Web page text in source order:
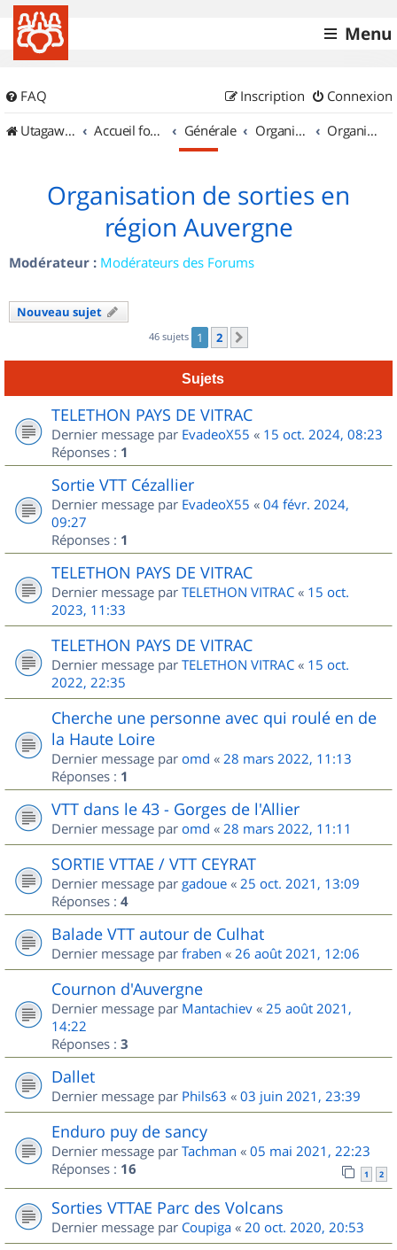
Menu
FAQ Connexion
Inscription
UtagawaVTT (Randos VTT et VTTAE avec traces GPS)
Accueil forum Générale Organisation de sorties & Recherche de partenaires Organisation de sorties en région Auvergne
Organisation de sorties en
région Auvergne
Modérateur : Modérateurs des Forums
Nouveau sujet
46 sujets 1 2
Sujets
TELETHON PAYS DE VITRAC
Dernier message par EvadeoX55 « 15 oct. 2024, 08:23
Réponses : 1
Sortie VTT Cézallier
Dernier message par EvadeoX55 « 04 févr. 2024,
09:27
Réponses : 1
TELETHON PAYS DE VITRAC
Dernier message par TELETHON VITRAC « 15 oct.
2023, 11:33
TELETHON PAYS DE VITRAC
Dernier message par TELETHON VITRAC « 15 oct.
2022, 22:35
Cherche une personne avec qui roulé en de
la Haute Loire
Dernier message par omd « 28 mars 2022, 11:13
Réponses : 1
VTT dans le 43 - Gorges de l'Allier
Dernier message par omd « 28 mars 2022, 11:11
SORTIE VTTAE / VTT CEYRAT
Dernier message par gadoue « 25 oct. 2021, 13:09
Réponses : 4
Balade VTT autour de Culhat
Dernier message par fraben « 26 août 2021, 12:06
Cournon d'Auvergne
Dernier message par Mantachiev « 25 août 2021,
14:22
Réponses : 3
Dallet
Dernier message par Phils63 « 03 juin 2021, 23:39
Enduro puy de sancy
Dernier message par Tachman « 05 mai 2021, 22:23
Réponses : 16 1 2
Sorties VTTAE Parc des Volcans
Dernier message par Coupiga « 20 oct. 2020, 20:53